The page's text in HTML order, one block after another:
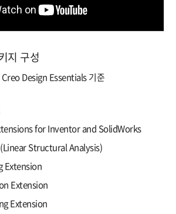
지 구성
Design Essentials 기준
for Inventor and SolidWorks
Structural Analysis)
Extension
Extension
Extension